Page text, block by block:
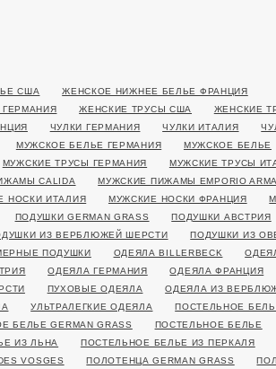
США
ЖЕНСКОЕ НИЖНЕЕ БЕЛЬЕ ФРАНЦИЯ
ЖЕНСКИЕ ТРУСЫ США
ЖЕНСКИЕ
ЧУЛКИ ГЕРМАНИЯ ЧУЛКИ ИТАЛИЯ
МУЖСКОЕ БЕЛЬЕ ГЕРМАНИЯ
МУЖСКОЕ БЕЛЬЕ
МУЖСКИЕ ТРУСЫ ГЕРМАНИЯ
МУЖСКИЕ ТРУСЫ
CALIDA
МУЖСКИЕ ПИЖАМЫ EMPORIO
НОСКИ ИТАЛИЯ МУЖСКИЕ НОСКИ ФРАНЦИЯ
ПОДУШКИ GERMAN GRASS
ПОДУШКИ АВСТРИЯ
ИЗ ВЕРБЛЮЖЕЙ ШЕРСТИ
ПОДУШКИ ИЗ
ПОДУШКИ ОДЕЯЛА BILLERBECK
ОДЕЯЛА ГЕРМАНИЯ
ОДЕЯЛА ФРАНЦИЯ
ПУХОВЫЕ ОДЕЯЛА
ОДЕЯЛА ИЗ
УЛЬТРАЛЕГКИЕ ОДЕЯЛА
ПОСТЕЛЬНОЕ
БЕЛЬЕ GERMAN GRASS
ПОСТЕЛЬНОЕ БЕЛЬЕ
ИЗ ЛЬНА
ПОСТЕЛЬНОЕ БЕЛЬЕ ИЗ ПЕРКАЛЯ
VOSGES ПОЛОТЕНЦА GERMAN GRASS